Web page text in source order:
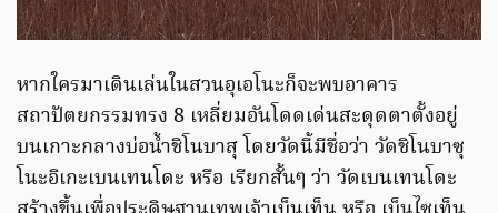
หากใครมาเดินเล่นในสวนอุเอโนะก็จะพบอาคาร
สถาปัตยกรรมทรง 8 เหลี่ยมอันโดดเด่นสะดุดตาตั้งอยู่
บนเกาะกลางบ่อน้ำชิโนบาสุ โดยวัดนี้มีชื่อว่า วัดชิโนบาซุ
โนะอิเกะเบนเทนโดะ หรือ เรียกสั้นๆ ว่า วัดเบนเทนโดะ